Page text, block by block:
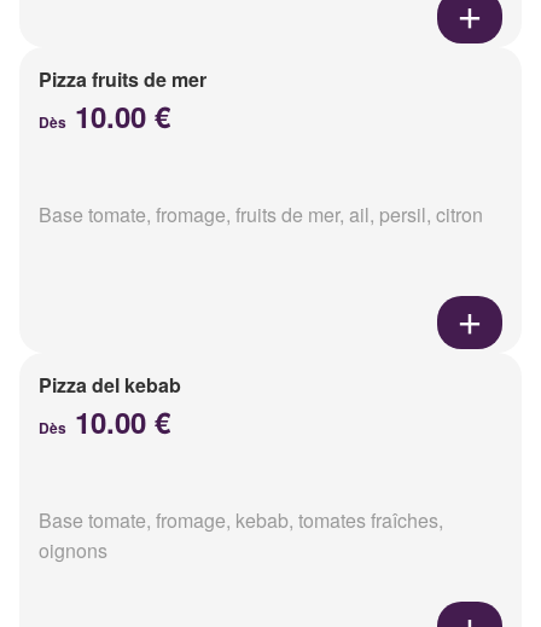
Pizza fruits de mer
Dès 10.00 €
Base tomate, fromage, fruits de mer, ail, persil, citron
Pizza del kebab
Dès 10.00 €
Base tomate, fromage, kebab, tomates fraîches,
oignons